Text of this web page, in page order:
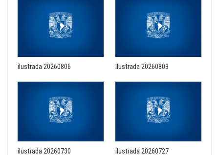
ilustrada 20260806 Ilustrada 20260803
ilustrada 20260730 ilustrada 20260727